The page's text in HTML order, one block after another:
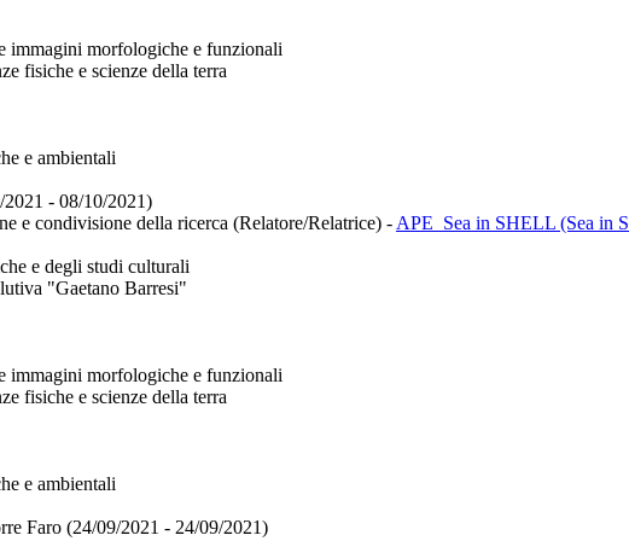
immagini morfologiche e funzionali
fisiche e scienze della terra
e ambientali
- 08/10/2021)
e condivisione della ricerca (Relatore/Relatrice) - APE_Sea in SHELL (Sea in
e degli studi culturali
"Gaetano Barresi"
immagini morfologiche e funzionali
fisiche e scienze della terra
e ambientali
Faro (24/09/2021 - 24/09/2021)